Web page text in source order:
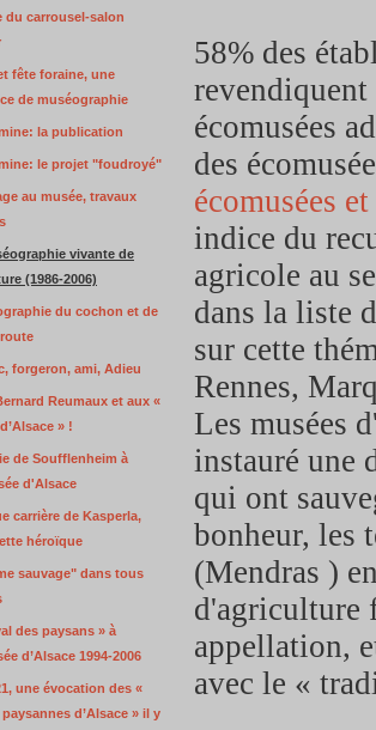
58% des
revendiquent
écomusées
des
écomusées
indice du
agricole au
dans la liste
sur cette
Rennes,
Les musées
instauré une
qui ont
bonheur, les
(Mendras )
d'agriculture
appellation,
avec le «
du carrousel-salon
fête foraine, une
de muséographie
la publication
le projet "foudroyé"
au musée, travaux
vivante de
(1986-2006)
du cochon et de
forgeron, ami, Adieu
Reumaux et aux «
» !
de Soufflenheim à
d'Alsace
carrière de Kasperla,
héroïque
sauvage" dans tous
des paysans » à
d’Alsace 1994-2006
une évocation des «
d’Alsace » il y